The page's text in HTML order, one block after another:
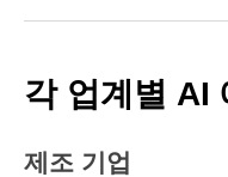
각 업계별 AI
제조 기업